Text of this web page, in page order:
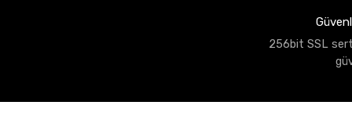
256bit SSL